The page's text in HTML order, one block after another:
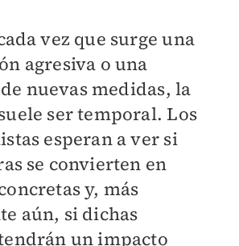
vez que surge una
agresiva o una
nuevas medidas, la
ser temporal. Los
esperan a ver si
se convierten en
y, más
aún, si dichas
un impacto